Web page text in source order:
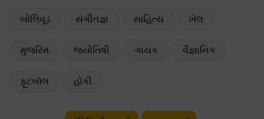
બોલિવૂડ સંગીતજ્ઞ સાહિત્ય ખેલ
મુજરિમ જ્યોતિષી ગાયક વૈજ્ઞાનિક
ફૂટબૉલ હોકી